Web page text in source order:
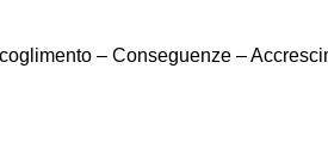
– Conseguenze –